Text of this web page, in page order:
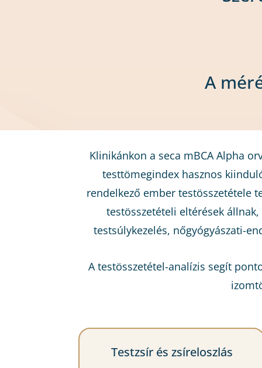
A
Klinikánkon a seca mBCA Alpha
testtömegindex hasznos
rendelkező ember testösszetétele
testösszetételi eltérések
testsúlykezelés, nőgyógyászati-
A testösszetétel-analízis segít
Testzsír és zsíreloszlás